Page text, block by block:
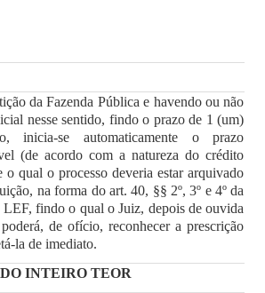
da Fazenda Pública e havendo ou não
nesse sentido, findo o prazo de 1 (um)
inicia-se automaticamente o prazo
(de acordo com a natureza do crédito
o qual o processo deveria estar arquivado
na forma do art. 40, §§ 2º, 3º e 4º da
findo o qual o Juiz, depois de ouvida
de ofício, reconhecer a prescrição
la de imediato.
INTEIRO TEOR